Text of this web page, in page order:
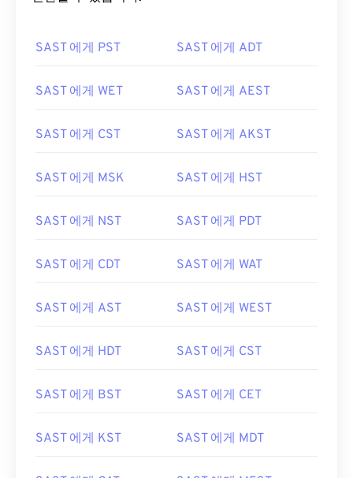
SAST 에게 PST SAST 에게 ADT
SAST 에게 WET SAST 에게 AEST
SAST 에게 CST SAST 에게 AKST
SAST 에게 MSK SAST 에게 HST
SAST 에게 NST SAST 에게 PDT
SAST 에게 CDT SAST 에게 WAT
SAST 에게 AST SAST 에게 WEST
SAST 에게 HDT SAST 에게 CST
SAST 에게 BST SAST 에게 CET
SAST 에게 KST SAST 에게 MDT